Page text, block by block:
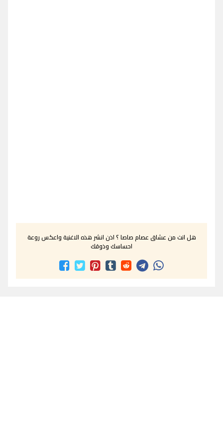
هل انت من عشاق عصام صاصا ؟ اذن انشر هذه الاغنية واعكس روعة
احساسك وذوقك